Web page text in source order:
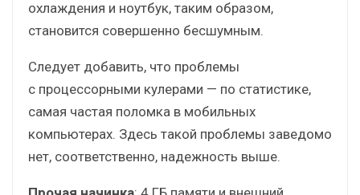
охлаждения и ноутбук, таким образом,
становится совершенно бесшумным.
Следует добавить, что проблемы
с процессорными кулерами — по статистике,
самая частая поломка в мобильных
компьютерах. Здесь такой проблемы заведомо
нет, соответственно, надежность выше.